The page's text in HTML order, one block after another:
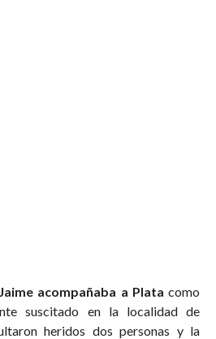
Jaime acompañaba a Plata como
suscitado en la localidad de
heridos dos personas y la